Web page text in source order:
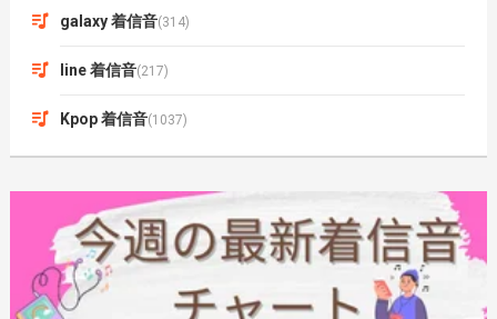
galaxy 着信音(314)
line 着信音(217)
Kpop 着信音(1037)